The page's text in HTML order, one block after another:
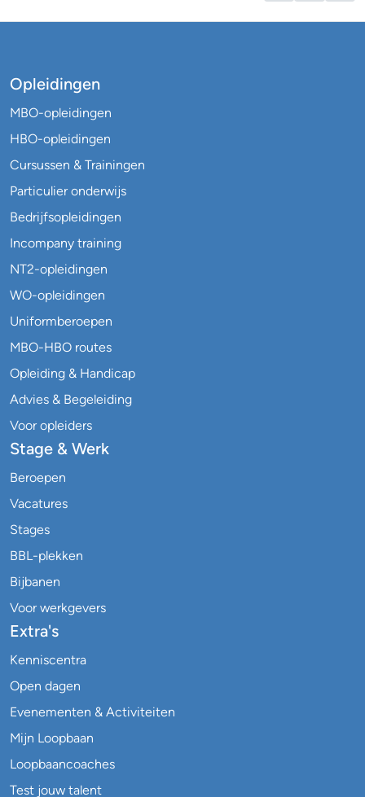
Opleidingen
MBO-opleidingen
HBO-opleidingen
Cursussen & Trainingen
Particulier onderwijs
Bedrijfsopleidingen
Incompany training
NT2-opleidingen
WO-opleidingen
Uniformberoepen
MBO-HBO routes
Opleiding & Handicap
Advies & Begeleiding
Voor opleiders
Stage & Werk
Beroepen
Vacatures
Stages
BBL-plekken
Bijbanen
Voor werkgevers
Extra's
Kenniscentra
Open dagen
Evenementen & Activiteiten
Mijn Loopbaan
Loopbaancoaches
Test jouw talent